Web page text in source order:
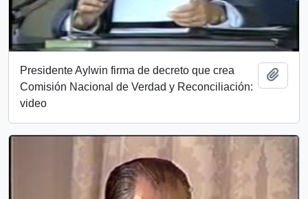
Presidente Aylwin firma de decreto que crea
Comisión Nacional de Verdad y Reconciliación:
video